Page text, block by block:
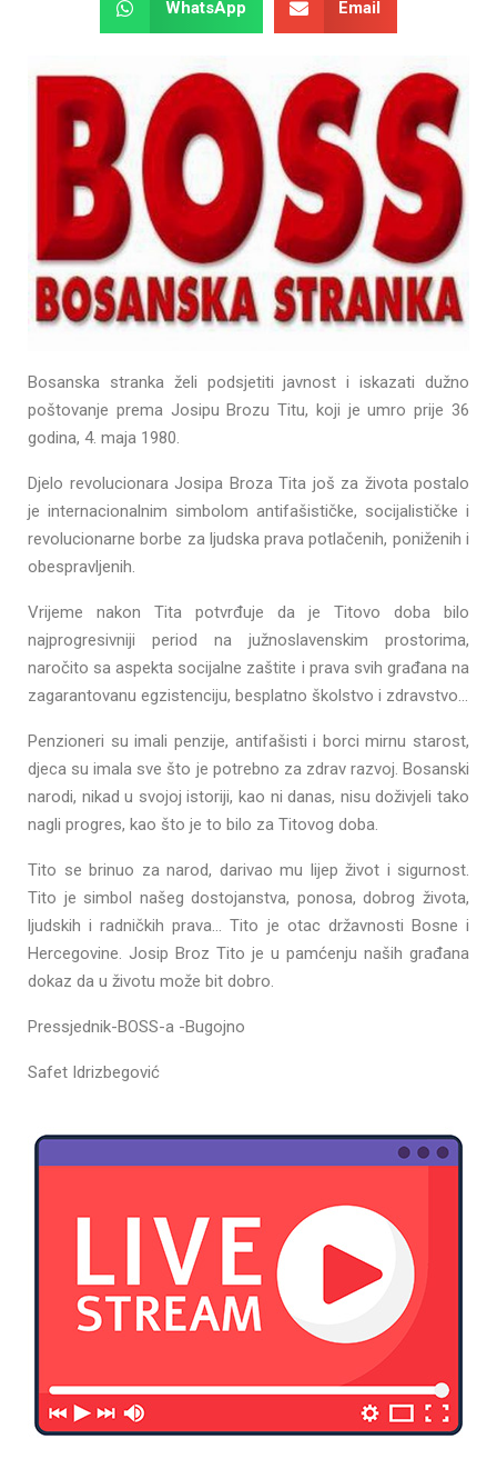
WhatsApp Email
Bosanska stranka želi podsjetiti javnost i iskazati dužno
poštovanje prema Josipu Brozu Titu, koji je umro prije 36
godina, 4. maja 1980.
Djelo revolucionara Josipa Broza Tita još za života postalo
je internacionalnim simbolom antifašističke, socijalističke i
revolucionarne borbe za ljudska prava potlačenih, poniženih i
obespravljenih.
Vrijeme nakon Tita potvrđuje da je Titovo doba bilo
najprogresivniji period na južnoslavenskim prostorima,
naročito sa aspekta socijalne zaštite i prava svih građana na
zagarantovanu egzistenciju, besplatno školstvo i zdravstvo…
Penzioneri su imali penzije, antifašisti i borci mirnu starost,
djeca su imala sve što je potrebno za zdrav razvoj. Bosanski
narodi, nikad u svojoj istoriji, kao ni danas, nisu doživjeli tako
nagli progres, kao što je to bilo za Titovog doba.
Tito se brinuo za narod, darivao mu lijep život i sigurnost.
Tito je simbol našeg dostojanstva, ponosa, dobrog života,
ljudskih i radničkih prava… Tito je otac državnosti Bosne i
Hercegovine. Josip Broz Tito je u pamćenju naših građana
dokaz da u životu može bit dobro.
Pressjednik-BOSS-a -Bugojno
Safet Idrizbegović